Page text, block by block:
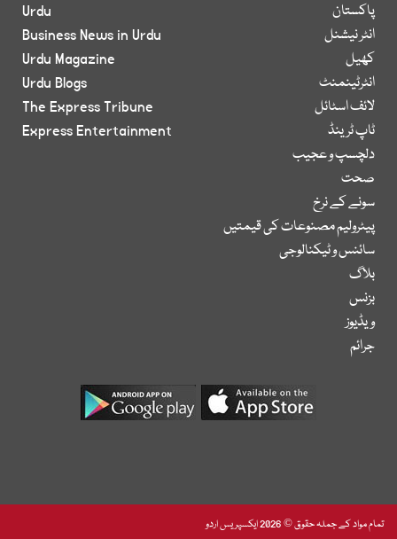
پاکستان
انٹر نیشنل
کھیل
انٹرٹینمنٹ
لائف اسٹائل
ٹاپ ٹرینڈ
دلچسپ و عجیب
صحت
سونے کے نرخ
پیٹرولیم مصنوعات کی قیمتیں
سائنس و ٹیکنالوجی
بلاگ
بزنس
ویڈیوز
جرائم
Urdu
Business News in Urdu
Urdu Magazine
Urdu Blogs
The Express Tribune
Express Entertainment
تمام مواد کے جملہ حقوق © 2026 ایکسپریس اردو